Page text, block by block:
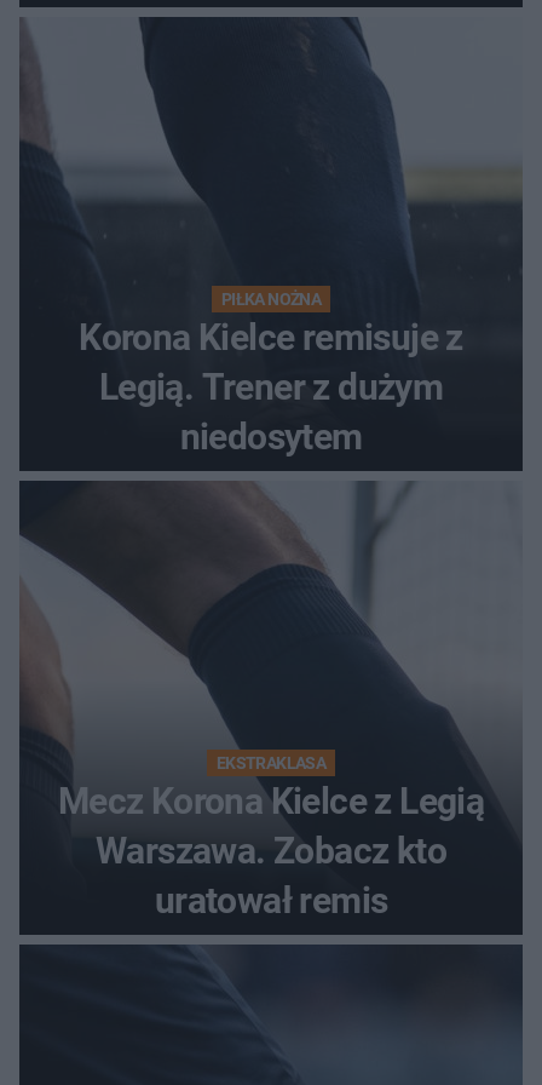
PIŁKA NOŻNA
Korona Kielce remisuje z
Legią. Trener z dużym
niedosytem
EKSTRAKLASA
Mecz Korona Kielce z Legią
Warszawa. Zobacz kto
uratował remis